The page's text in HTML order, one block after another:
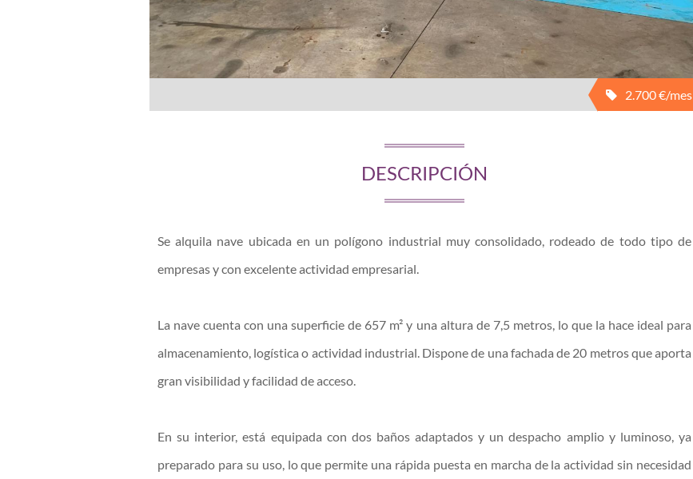
2.700 €/mes
DESCRIPCIÓN
Se alquila nave ubicada en un polígono industrial muy consolidado, rodeado de todo tipo de
empresas y con excelente actividad empresarial.
La nave cuenta con una superficie de 657 m² y una altura de 7,5 metros, lo que la hace ideal para
almacenamiento, logística o actividad industrial. Dispone de una fachada de 20 metros que aporta
gran visibilidad y facilidad de acceso.
En su interior, está equipada con dos baños adaptados y un despacho amplio y luminoso, ya
preparado para su uso, lo que permite una rápida puesta en marcha de la actividad sin necesidad